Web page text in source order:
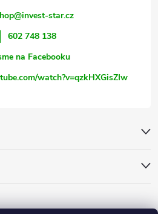
@invest-star.cz
602 748 138
na Facebooku
watch?v=qzkHXGisZIw